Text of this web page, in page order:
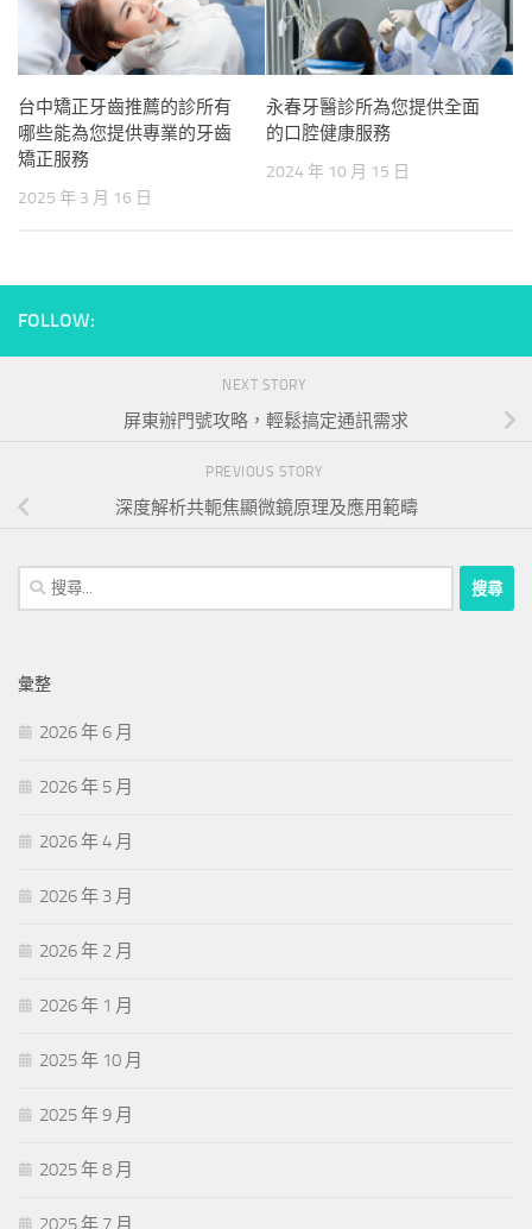
台中矯正牙齒推薦的診所有
哪些能為您提供專業的牙齒
矯正服務
2025 年 3 月 16 日
永春牙醫診所為您提供全面
的口腔健康服務
2024 年 10 月 15 日
FOLLOW:
NEXT STORY
屏東辦門號攻略，輕鬆搞定通訊需求
PREVIOUS STORY
深度解析共軛焦顯微鏡原理及應用範疇
搜
尋
字:
彙整
2026 年 6 月
2026 年 5 月
2026 年 4 月
2026 年 3 月
2026 年 2 月
2026 年 1 月
2025 年 10 月
2025 年 9 月
2025 年 8 月
2025 年 7 月